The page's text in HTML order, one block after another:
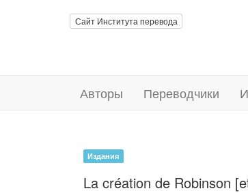
Сайт Института перевода
Авторы Переводчики
Издания
La création de Robinson